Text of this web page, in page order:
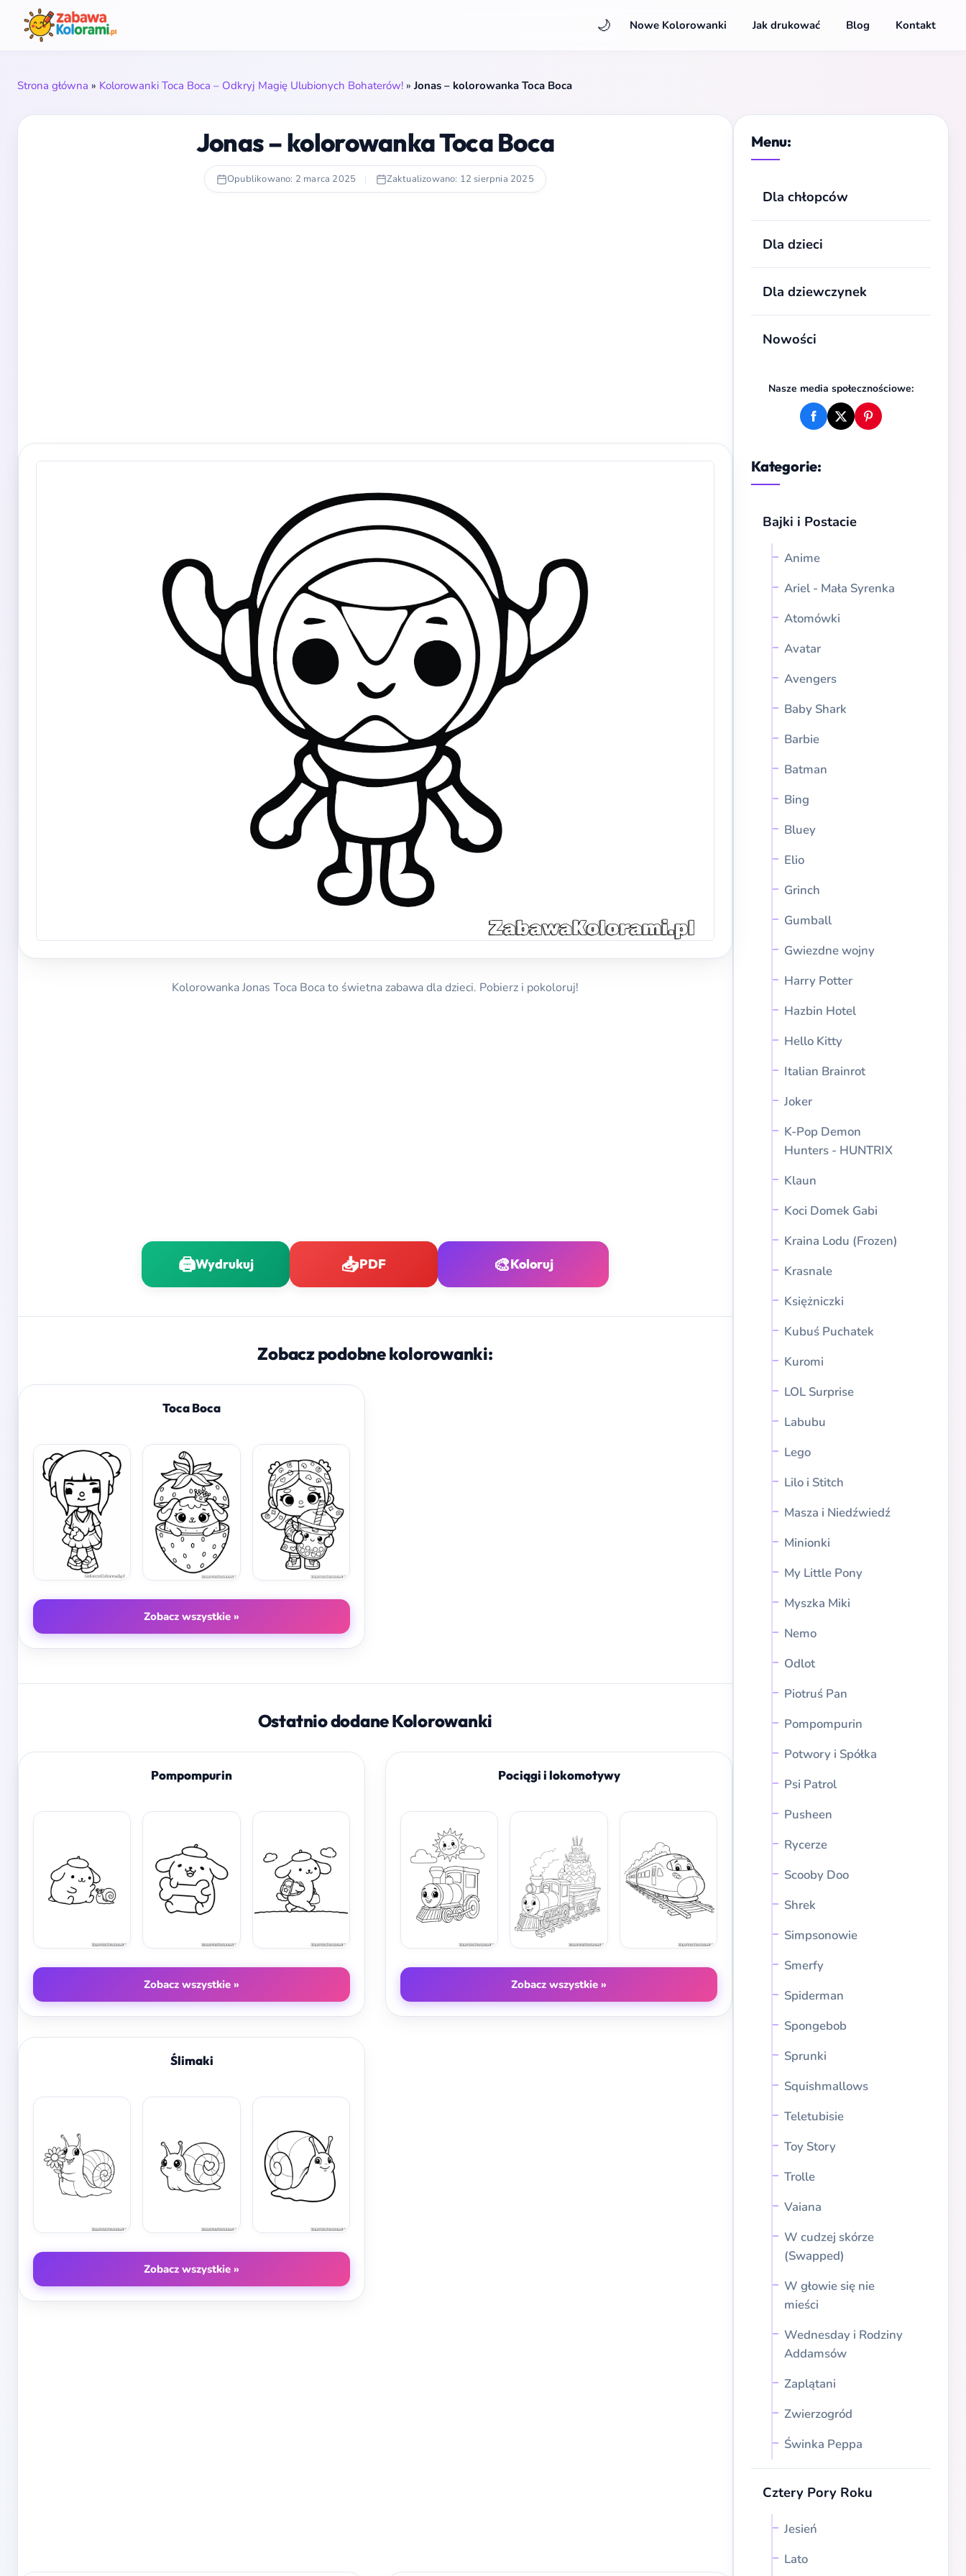
🌙 Nowe Kolorowanki Jak drukować Blog Kontakt
Strona główna » Kolorowanki Toca Boca – Odkryj Magię Ulubionych Bohaterów! » Jonas – kolorowanka Toca Boca
Menu:
Dla chłopców
Dla dzieci
Dla dziewczynek
Nowości
Nasze media społecznościowe:
Kategorie:
Bajki i Postacie
Anime
Ariel - Mała Syrenka
Atomówki
Avatar
Avengers
Baby Shark
Barbie
Batman
Bing
Bluey
Elio
Grinch
Gumball
Gwiezdne wojny
Harry Potter
Hazbin Hotel
Hello Kitty
Italian Brainrot
Joker
K-Pop Demon
Hunters - HUNTRIX
Klaun
Koci Domek Gabi
Kraina Lodu (Frozen)
Krasnale
Księżniczki
Kubuś Puchatek
Kuromi
LOL Surprise
Labubu
Lego
Lilo i Stitch
Masza i Niedźwiedź
Minionki
My Little Pony
Myszka Miki
Nemo
Odlot
Piotruś Pan
Pompompurin
Potwory i Spółka
Psi Patrol
Pusheen
Rycerze
Scooby Doo
Shrek
Simpsonowie
Smerfy
Spiderman
Spongebob
Sprunki
Squishmallows
Teletubisie
Toy Story
Trolle
Vaiana
W cudzej skórze
(Swapped)
W głowie się nie
mieści
Wednesday i Rodziny
Addamsów
Zaplątani
Zwierzogród
Świnka Peppa
Cztery Pory Roku
Jesień
Lato
Jonas – kolorowanka Toca Boca
Opublikowano: 2 marca 2025 | Zaktualizowano: 12 sierpnia 2025
Kolorowanka Jonas Toca Boca to świetna zabawa dla dzieci. Pobierz i pokoloruj!
🖨️Wydrukuj 📥PDF 🎨Koloruj
Zobacz podobne kolorowanki:
Toca Boca
Zobacz wszystkie »
Ostatnio dodane Kolorowanki
Pompompurin
Zobacz wszystkie »
Pociągi i lokomotywy
Zobacz wszystkie »
Ślimaki
Zobacz wszystkie »